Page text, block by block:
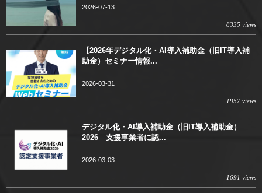
2026-07-13
8335 views
【2026年デジタル化・AI導入補助金（旧IT導入補
助金）セミナー情報...
2026-03-31
1957 views
デジタル化・AI導入補助金（旧IT導入補助金）
2026 支援事業者に認...
2026-03-03
1691 views